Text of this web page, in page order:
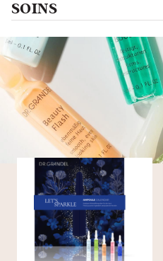
SOINS
Calendrier de l'Avent
en ampoules pour le
cou, le visage et le
décolleté de DR.
GRANDEL